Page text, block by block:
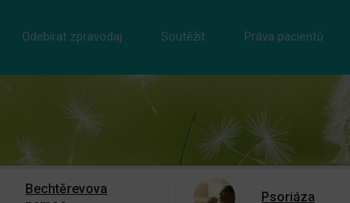
Odebírat zpravodaj Soutěžit Práva pacientů
Bechtěrevova
Psoriáza